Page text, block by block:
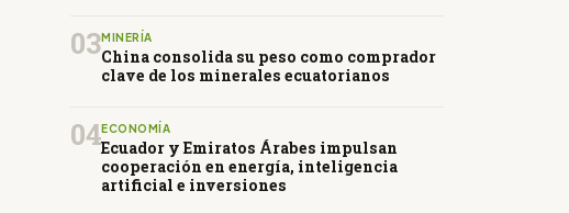
03MINERÍA
China consolida su peso como comprador
clave de los minerales ecuatorianos
04ECONOMÍA
Ecuador y Emiratos Árabes impulsan
cooperación en energía, inteligencia
artificial e inversiones